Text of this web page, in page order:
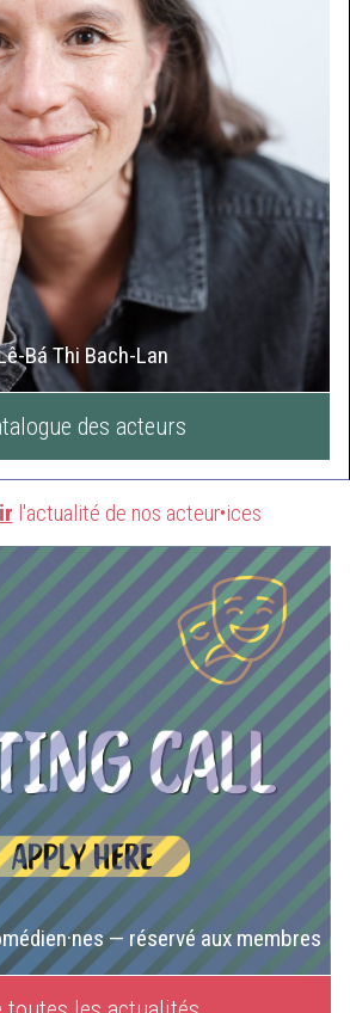
Bá Thi Bach-Lan
des acteurs
l'actualité de nos acteur•ices
— réservé aux membres